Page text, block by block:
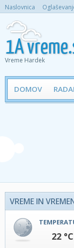
Naslovnica
Vreme Hardek
DOMOV
VREME IN
22 °C